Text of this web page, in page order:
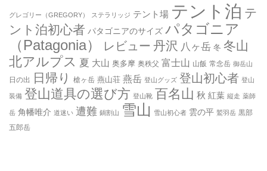
グレゴリー（GREGORY） ステラリッジ テント場 テント泊 テ
ント泊初心者 パタゴニアのサイズ パタゴニア
（Patagonia）
レビュー 丹沢 八ヶ岳 冬 冬山
北アルプス 夏 大山 奥多摩 奥秩父 富士山 山飯 常念岳 御岳山
日の出 日帰り 槍ヶ岳 燕山荘 燕岳 登山グッズ 登山初心者 登山
装備 登山道具の選び方 登山靴 百名山 秋 紅葉 縦走 薬師
岳 角幡唯介 道迷い 遭難 鍋割山 雪山 雪山初心者 雲の平 鷲羽岳 黒部
五郎岳